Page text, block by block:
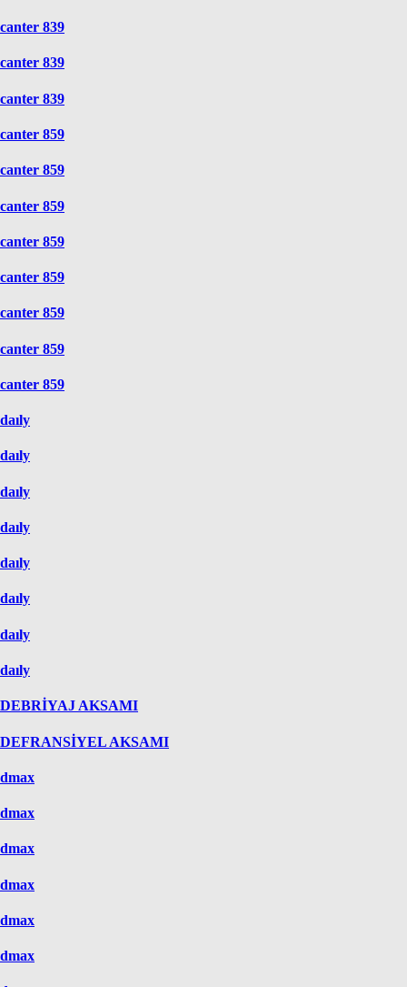
canter 839
canter 839
canter 839
canter 859
canter 859
canter 859
canter 859
canter 859
canter 859
canter 859
canter 859
daıly
daıly
daıly
daıly
daıly
daıly
daıly
daıly
DEBRİYAJ AKSAMI
DEFRANSİYEL AKSAMI
dmax
dmax
dmax
dmax
dmax
dmax